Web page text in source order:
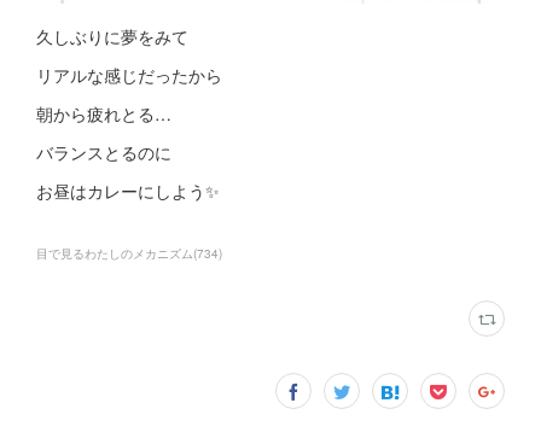
久しぶりに夢をみて
リアルな感じだったから
朝から疲れとる…
バランスとるのに
お昼はカレーにしよう✨
目で見るわたしのメカニズム(734)